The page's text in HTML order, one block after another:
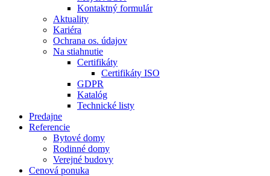
Kontaktný formulár
Aktuality
Kariéra
Ochrana os. údajov
Na stiahnutie
Certifikáty
Certifikáty ISO
GDPR
Katalóg
Technické listy
Predajne
Referencie
Bytové domy
Rodinné domy
Verejné budovy
Cenová ponuka